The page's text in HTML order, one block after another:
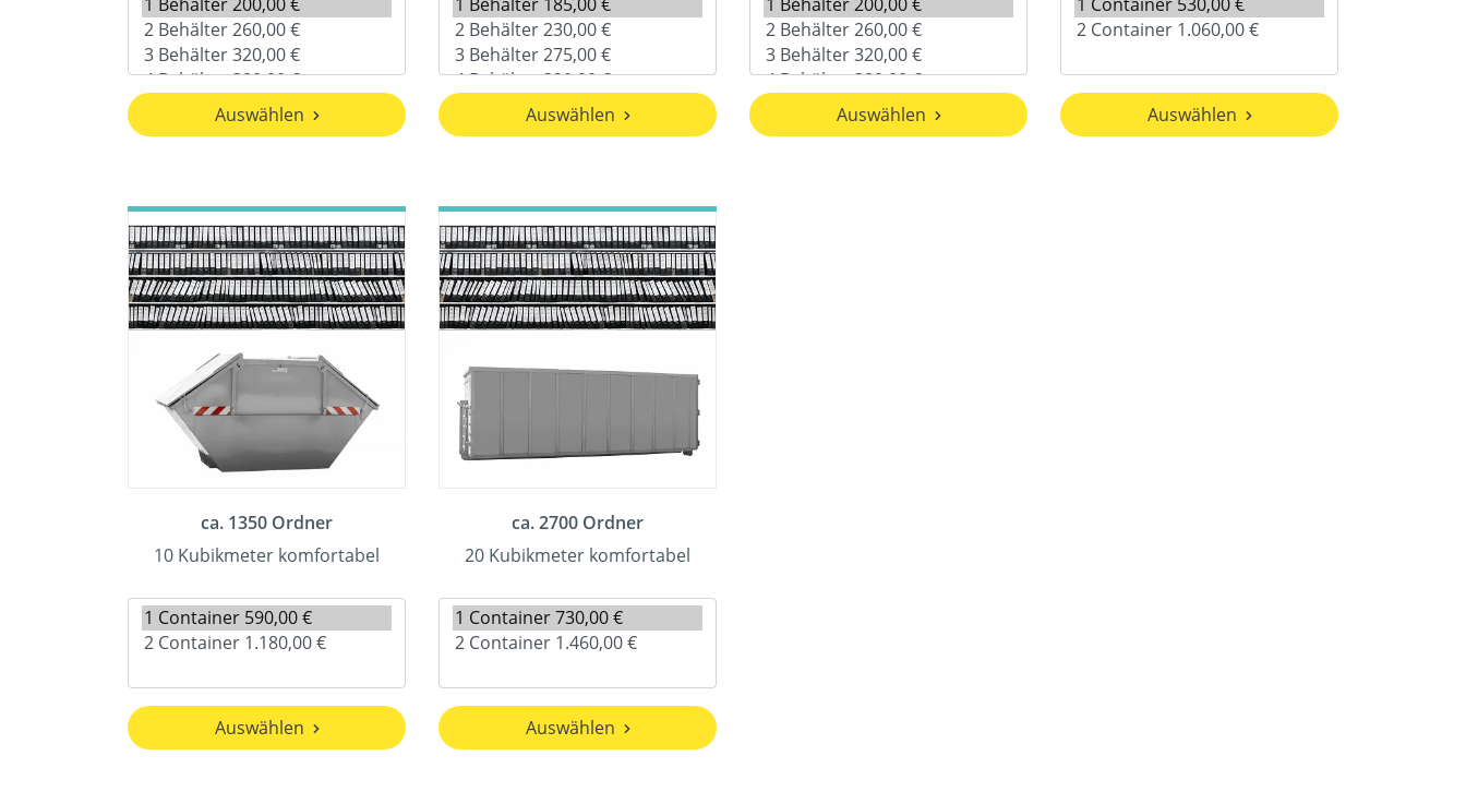
Auswählen Auswählen Auswählen Auswählen
ca. 1350 Ordner
10 Kubikmeter komfortabel
Auswählen
ca. 2700 Ordner
20 Kubikmeter komfortabel
Auswählen